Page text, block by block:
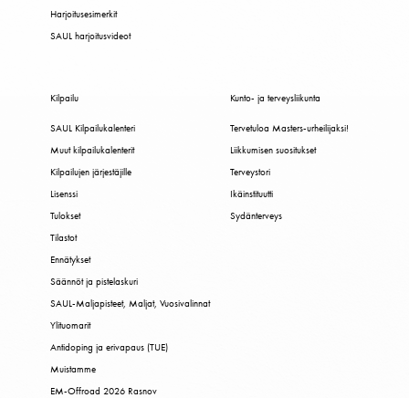
Harjoitusesimerkit
SAUL harjoitusvideot
Kilpailu
SAUL Kilpailukalenteri
Muut kilpailukalenterit
Kilpailujen järjestäjille
Lisenssi
Tulokset
Tilastot
Ennätykset
Säännöt ja pistelaskuri
SAUL-Maljapisteet, Maljat, Vuosivalinnat
Ylituomarit
Antidoping ja erivapaus (TUE)
Muistamme
EM-Offroad 2026 Rasnov
Kunto- ja terveysliikunta
Tervetuloa Masters-urheilijaksi!
Liikkumisen suositukset
Terveystori
Ikäinstituutti
Sydänterveys